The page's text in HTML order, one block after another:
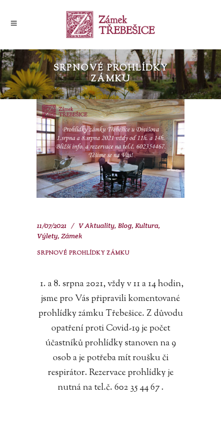
SRPNOVÉ PROHLÍDKY
ZÁMKU
11/07/2021 VAktuality, Blog, Kultura,
Výlety,Zámek
SRPNOVÉ PROHLÍDKY ZÁMKU
1. a 8. srpna 2021, vždy v 11 a 14 hodin,
jsme pro Vás připravili komentované
prohlídky zámku Třebešice. Z důvodu
opatření proti Covid-19 je počet
účastníků prohlídky stanoven na 9
osob a je potřeba mít roušku či
respirátor. Rezervace prohlídky je
nutná na tel.č. 602 35 44 67 .